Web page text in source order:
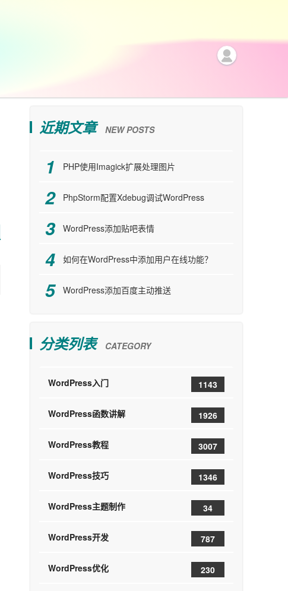
近期文章 NEW POSTS
PHP使用Imagick扩展处理图片
PhpStorm配置Xdebug调试WordPress
WordPress添加贴吧表情
如何在WordPress中添加用户在线功能？
WordPress添加百度主动推送
分类列表 CATEGORY
WordPress入门 1143
WordPress函数讲解 1926
WordPress教程 3007
WordPress技巧 1346
WordPress主题制作 34
WordPress开发 787
WordPress优化 230